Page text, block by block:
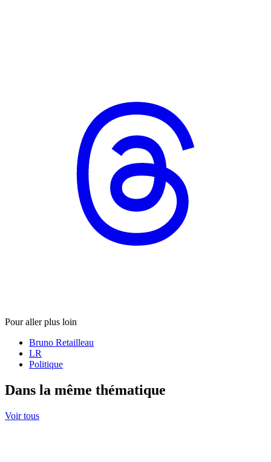
Pour aller plus loin
Bruno Retailleau
LR
Politique
Dans la même thématique
Voir tous